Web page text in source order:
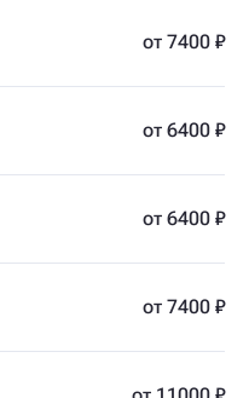
от 7400 ₽
от 6400 ₽
от 6400 ₽
от 7400 ₽